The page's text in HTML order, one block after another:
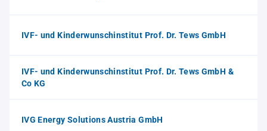
IVF- und Kinderwunschinstitut Prof. Dr. Tews GmbH
IVF- und Kinderwunschinstitut Prof. Dr. Tews GmbH &
Co KG
IVG Energy Solutions Austria GmbH